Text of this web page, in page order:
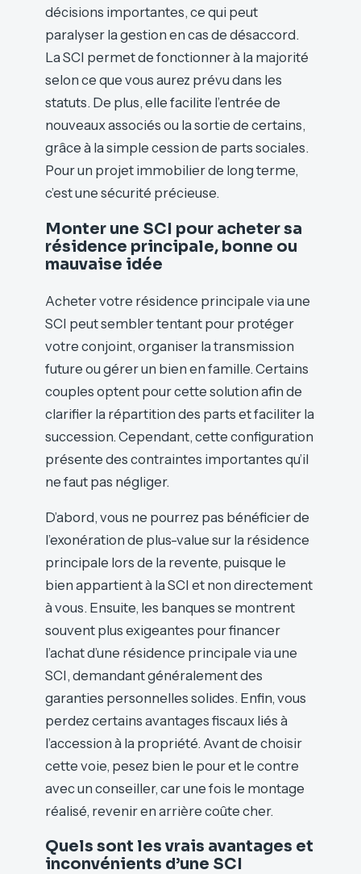
décisions importantes, ce qui peut
paralyser la gestion en cas de désaccord.
La SCI permet de fonctionner à la majorité
selon ce que vous aurez prévu dans les
statuts. De plus, elle facilite l’entrée de
nouveaux associés ou la sortie de certains,
grâce à la simple cession de parts sociales.
Pour un projet immobilier de long terme,
c’est une sécurité précieuse.
Monter une SCI pour acheter sa
résidence principale, bonne ou
mauvaise idée
Acheter votre résidence principale via une
SCI peut sembler tentant pour protéger
votre conjoint, organiser la transmission
future ou gérer un bien en famille. Certains
couples optent pour cette solution afin de
clarifier la répartition des parts et faciliter la
succession. Cependant, cette configuration
présente des contraintes importantes qu’il
ne faut pas négliger.
D’abord, vous ne pourrez pas bénéficier de
l’exonération de plus-value sur la résidence
principale lors de la revente, puisque le
bien appartient à la SCI et non directement
à vous. Ensuite, les banques se montrent
souvent plus exigeantes pour financer
l’achat d’une résidence principale via une
SCI, demandant généralement des
garanties personnelles solides. Enfin, vous
perdez certains avantages fiscaux liés à
l’accession à la propriété. Avant de choisir
cette voie, pesez bien le pour et le contre
avec un conseiller, car une fois le montage
réalisé, revenir en arrière coûte cher.
Quels sont les vrais avantages et
inconvénients d’une SCI